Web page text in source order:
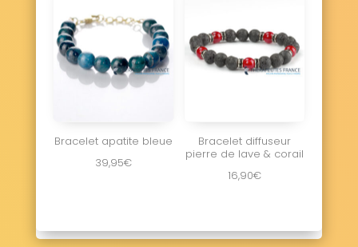
Bracelet apatite bleue
39,95€
Bracelet diffuseur
pierre de lave & corail
16,90€